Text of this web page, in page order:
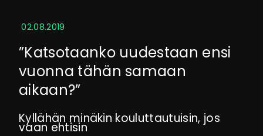
02.08.2019
”Katsotaanko uudestaan ensi
vuonna tähän samaan
aikaan?”
Kyllähän minäkin kouluttautuisin, jos
vaan ehtisin